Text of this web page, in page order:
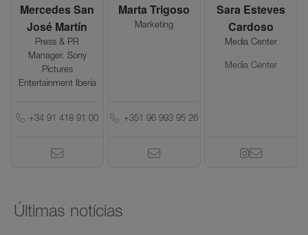
Mercedes San
José Martín
Press & PR
Manager. Sony
Pictures
Entertainment Iberia
+34 91 418 91 00
Marta Trigoso
Marketing
+351 96 993 95 26
Sara Esteves
Cardoso
Media Center
Media Center
Últimas notícias